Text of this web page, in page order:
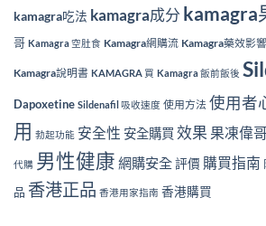
kamagra吃法 kamagra成分 kamagra
哥 Kamagra 空肚食 Kamagra網購流 Kamagra藥效影響
Kamagra說明書 KAMAGRA 買 Kamagra 飯前飯後
Dapoxetine Sildenafil 吸收速度 使用方法 使用者
用 勃起功能 安全性 安全購買 效果 果凍偉哥
代購 男性健康 網購安全評價 購買指南
品 香港正品 香港用家指南 香港購買